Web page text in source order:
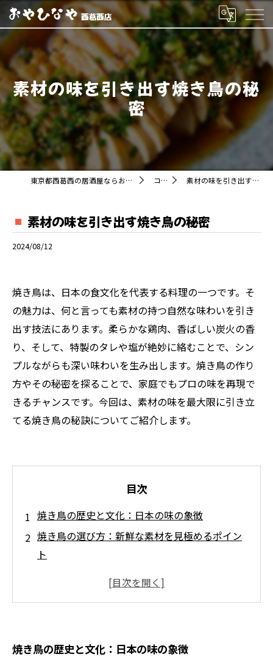
素材の味を引き出す焼き鳥の秘
密
東京都西葛西の居酒屋ならおやひなや 西葛西店 コラム 素材の味を引き出す焼き鳥の秘密
素材の味を引き出す焼き鳥の秘密
2024/08/12
焼き鳥は、日本の食文化を代表する料理の一つです。そ
の魅力は、何と言っても素材の持つ自然な味わいを引き
出す技法にあります。柔らかな鶏肉、香ばしい炭火の香
り、そして、特製のタレや塩が絶妙に絡むことで、シン
プルながらも深い味わいを生み出します。焼き鳥の作り
方やその秘密を探ることで、家庭でもプロの味を再現で
きるチャンスです。今回は、素材の味を最大限に引き立
てる焼き鳥の秘訣についてご紹介します。
目次
焼き鳥の歴史と文化：日本の味の象徴
焼き鳥の選び方：新鮮な素材を見極めるポイン
ト
焼き方のコツ：炭火と火加減で引き出す旨味
焼き鳥の歴史と文化：日本の味の象徴